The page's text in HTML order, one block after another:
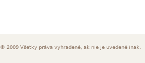
© 2009 Všetky práva vyhradené, ak nie je uvedené inak.